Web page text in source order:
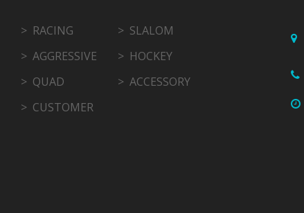
RACING
SLALOM
AGGRESSIVE
HOCKEY
QUAD
ACCESSORY
CUSTOMER